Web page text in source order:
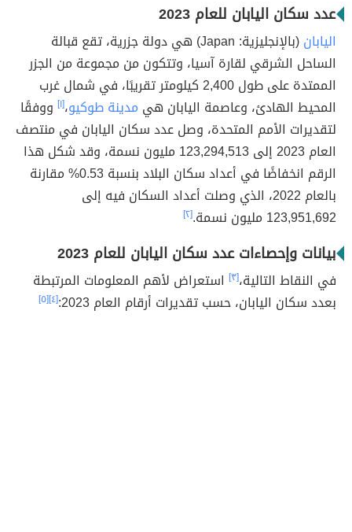
عدد سكان اليابان للعام 2023
اليابان
(بالإنجليزية: Japan) هي دولة جزرية، تقع قبالة
الساحل الشرقي لقارة آسيا، وتتكون من مجموعة من الجزر
الممتدة على طول 2,400 كيلومتر تقريبًا، في شمال غرب
المحيط الهادئ، وعاصمة اليابان هي مدينة طوكيو،[١] ووفقًا
لتقديرات الأمم المتحدة، وصل عدد سكان اليابان في منتصف
العام 2023 إلى 123,294,513 مليون نسمة، وقد شكل هذا
الرقم انخفاضًا في أعداد سكان البلاد بنسبة 0.53% مقارنة
بالعام 2022، الذي وصلت أعداد السكان فيه إلى
123,951,692 مليون نسمة.
[٢]
بيانات وإحصاءات عدد سكان اليابان للعام 2023
في النقاط التالية،[٣]
استعراض لأهم المعلومات المرتبطة
بعدد سكان اليابان، حسب تقديرات أرقام العام 2023:
[٤] [٥]